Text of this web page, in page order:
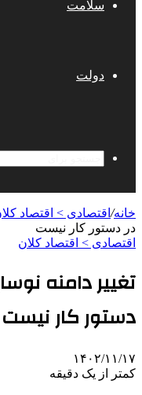
سلامت
دولت
خانه/ اقتصادی > اقتصاد
در دستور کار نیست
اقتصادی > اقتصاد کلان
تغییر دامنه
دستور کار نیست
۱۴۰۲/۱۱/۱۷
کمتر از یک دقیقه